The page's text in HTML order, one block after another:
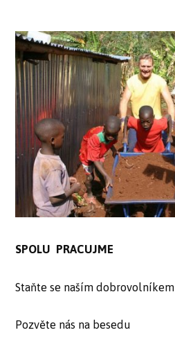
SPOLU PRACUJME
Staňte se naším dobrovolníkem
Pozvěte nás na besedu